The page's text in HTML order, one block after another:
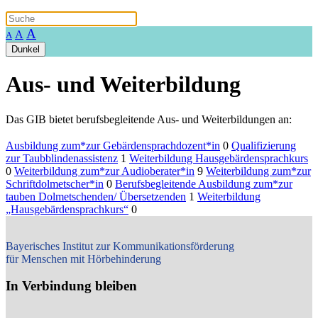
A A A
Dunkel
Aus- und Weiterbildung
Das GIB bietet berufsbegleitende Aus- und Weiterbildungen an:
Ausbildung zum*zur Gebärdensprachdozent*in 0 Qualifizierung
zur Taubblindenassistenz 1 Weiterbildung Hausgebärdensprachkurs
0 Weiterbildung zum*zur Audioberater*in 9 Weiterbildung zum*zur
Schriftdolmetscher*in 0 Berufsbegleitende Ausbildung zum*zur
tauben Dolmetschenden/ Übersetzenden 1 Weiterbildung
„Hausgebärdensprachkurs“ 0
Bayerisches Institut zur Kommunikationsförderung
für Menschen mit Hörbehinderung
In Verbindung bleiben